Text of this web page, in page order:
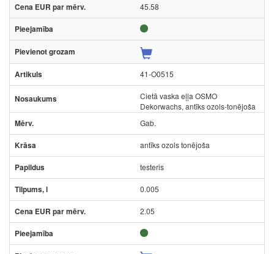
45.58
41-O0515
Cietā vaska eļļa OSMO
Dekorwachs, antīks ozols-tonējoša
Gab.
antīks ozols tonējoša
testeris
0.005
2.05